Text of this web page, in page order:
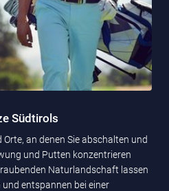
Südtirols
an denen Sie abschalten und
und Putten konzentrieren
Naturlandschaft lassen
entspannen bei einer